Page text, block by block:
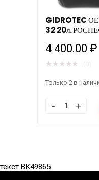
GIDROTEC
32 20л.
4 400.00 ₽
★ ★ ★ ★ ★
Только 2 в
текст ВК49865